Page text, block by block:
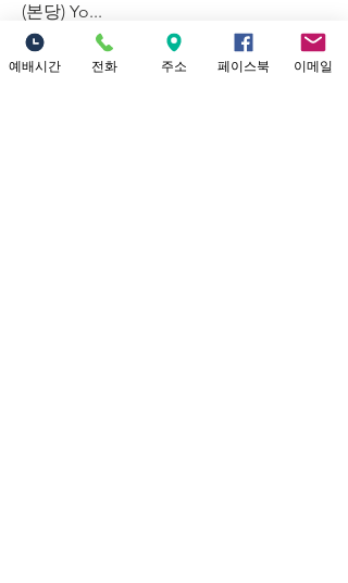
(본당) Yo...
더보기
예배시간 전화 주소 페이스북 이메일